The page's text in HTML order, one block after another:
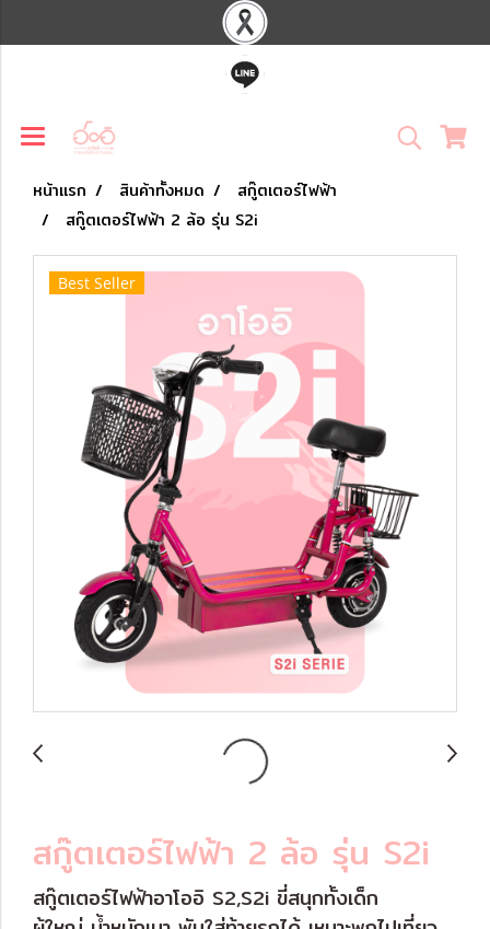
หน้าแรก สินค้าทั้งหมด
สกู๊ตเตอร์ไฟฟ้า
สกู๊ตเตอร์ไฟฟ้า 2 ล้อ รุ่น S2i
Best Seller
สกู๊ตเตอร์ไฟฟ้า 2 ล้อ รุ่น S2i
สกู๊ตเตอร์ไฟฟ้าอาโออิ S2,S2i ขี่สนุกทั้งเด็ก